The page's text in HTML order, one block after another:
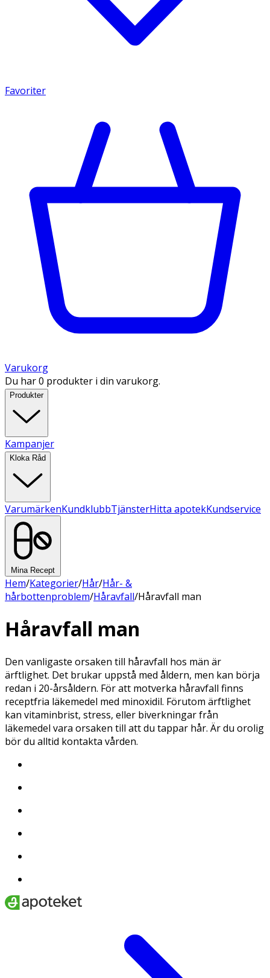
Favoriter
Varukorg
Du har 0 produkter i din varukorg.
Produkter
Kampanjer
Kloka Råd
VarumärkenKundklubbTjänsterHitta apotekKundservice
Mina Recept
Hem/Kategorier/Hår/Hår- &
hårbottenproblem/Håravfall/Håravfall man
Håravfall man
Den vanligaste orsaken till håravfall hos män är
ärftlighet. Det brukar uppstå med åldern, men kan börja
redan i 20-årsåldern. För att motverka håravfall finns
receptfria läkemedel med minoxidil. Förutom ärftlighet
kan vitaminbrist, stress, eller biverkningar från
läkemedel vara orsaken till att du tappar hår. Är du orolig
bör du alltid kontakta vården.